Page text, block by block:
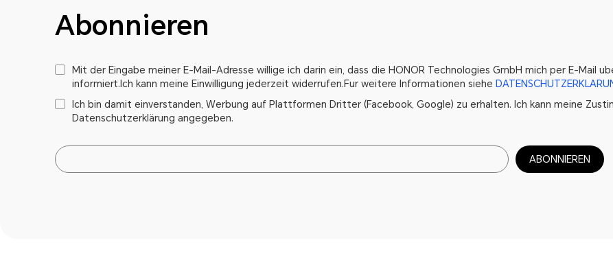
Abonnieren
Mit der Eingabe meiner E-Mail-Adresse willige ich darin ein, dass die HONOR Technologies GmbH mich per E-Mail
informiert.Ich kann meine Einwilligung jederzeit widerrufen.Fur weitere Informationen siehe
Ich bin damit einverstanden, Werbung auf Plattformen Dritter (Facebook, Google) zu erhalten. Ich kann meine
Datenschutzerklärung angegeben.
ABONNIEREN